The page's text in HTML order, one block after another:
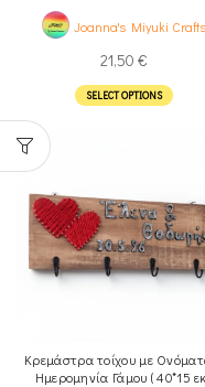
Joanna's Miyuki Crafts
21,50 €
SELECT OPTIONS
Κρεμάστρα τοίχου με
Ημερομηνία Γάμου ( 40*15